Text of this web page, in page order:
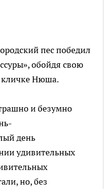
пес победил
обойдя свою
кличке Нюша.
и безумно
день
удивительных
но, без